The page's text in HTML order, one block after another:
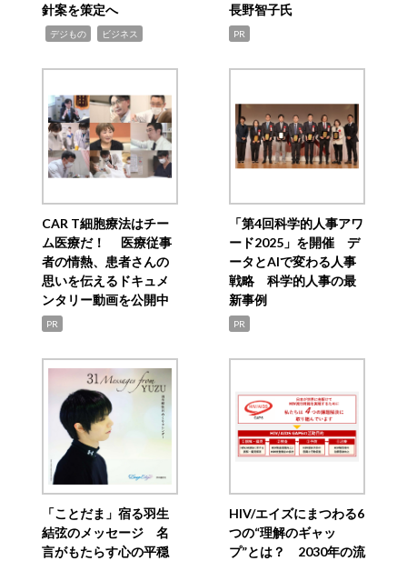
針案を策定へ
デジもの ビジネス
長野智子氏
PR
CAR T細胞療法はチー
ム医療だ！ 医療従事
者の情熱、患者さんの
思いを伝えるドキュメ
ンタリー動画を公開中
PR
「第4回科学的人事アワ
ード2025」を開催 デ
ータとAIで変わる人事
戦略 科学的人事の最
新事例
PR
「ことだま」宿る羽生
結弦のメッセージ 名
言がもたらす心の平穏
HIV/エイズにまつわる6
つの“理解のギャッ
プ”とは？ 2030年の流